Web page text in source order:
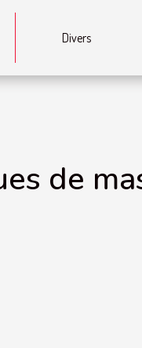
Divers
de